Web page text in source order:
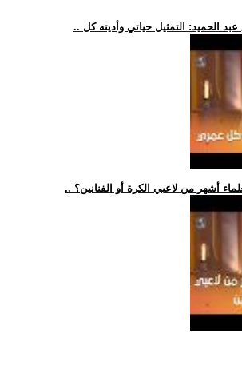
عبد الحميد: التمثيل حياتي وأديته كل
أشهر من لاعبي الكرة أو الفنانين؟